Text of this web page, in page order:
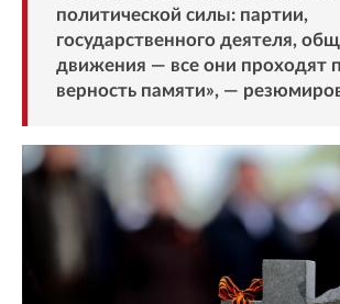
политической силы: партии,
государственного деятеля,
движения — все они проходят
верность памяти», —